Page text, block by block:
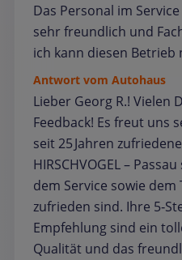
Das Personal im
sehr freundlich und
ich kann diesen Betrieb
Antwort vom Autohaus
Lieber Georg R.! Vielen
Feedback! Es freut uns
seit 25 Jahren
HIRSCHVOGEL –
dem Service sowie
zufrieden sind. Ihre
Empfehlung sind ein
Qualität und das